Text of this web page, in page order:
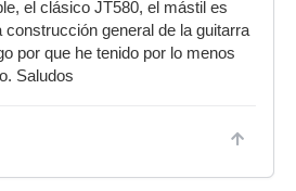
el clásico JT580, el mástil es
construcción general de la guitarra
por que he tenido por lo menos
Saludos